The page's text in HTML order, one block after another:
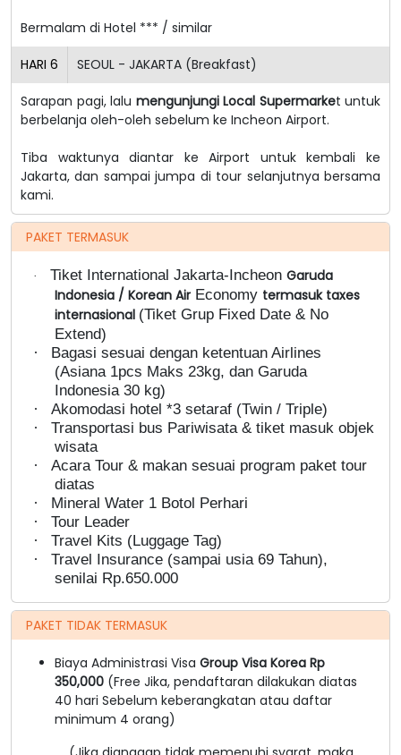
Bermalam di Hotel *** / similar
HARI 6 SEOUL - JAKARTA (Breakfast)
Sarapan pagi, lalu mengunjungi Local Supermarket untuk
berbelanja oleh-oleh sebelum ke Incheon Airport.
Tiba waktunya diantar ke Airport untuk kembali ke
Jakarta, dan sampai jumpa di tour selanjutnya bersama
kami.
PAKET TERMASUK
· Tiket International Jakarta-IncheonGaruda
Indonesia / Korean Air Economy termasuk taxes
internasional (Tiket Grup Fixed Date & No
Extend)
·
Bagasi sesuai dengan ketentuan Airlines
(Asiana 1pcs Maks 23kg, dan Garuda
Indonesia 30 kg)
·
Akomodasi hotel *3 setaraf (Twin / Triple)
·
Transportasi bus Pariwisata & tiket masuk objek
wisata
·
Acara Tour & makan sesuai program paket tour
diatas
·
Mineral Water 1 Botol Perhari
·
Tour Leader
·
Travel Kits (Luggage Tag)
·
Travel Insurance (sampai usia 69 Tahun),
senilai Rp.650.000
PAKET TIDAK TERMASUK
Biaya Administrasi Visa Group Visa Korea Rp
350,000 (Free Jika, pendaftaran dilakukan diatas
40 hari Sebelum keberangkatan atau daftar
minimum 4 orang)